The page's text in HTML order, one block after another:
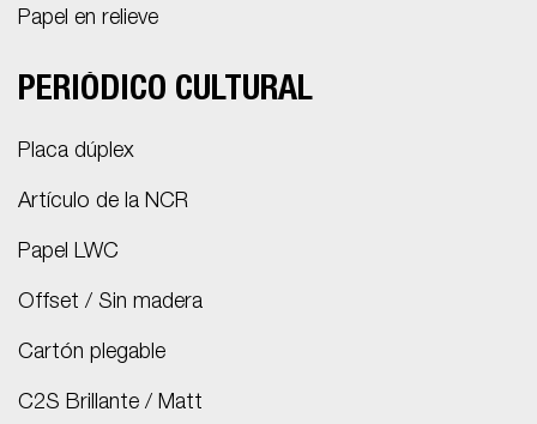
Papel en relieve
PERIÓDICO CULTURAL
Placa dúplex
Artículo de la NCR
Papel LWC
Offset / Sin madera
Cartón plegable
C2S Brillante / Matt